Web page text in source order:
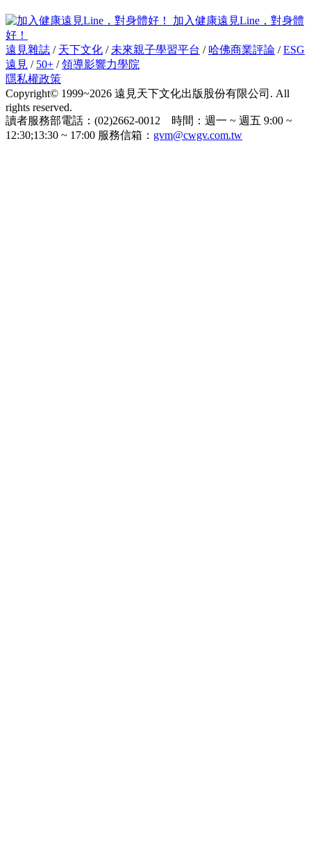
加入健康遠見Line，對身體
好！
遠見雜誌 / 天下文化 / 未來親子學習平台 / 哈佛商業評論 /ESG
遠見 / 50+ /領導影響力學院
隱私權政策
Copyright© 1999~2026 遠見天下文化出版股份有限公司. All
rights reserved.
讀者服務部電話：(02)2662-0012 時間：週一 ~ 週五 9:00 ~
12:30;13:30 ~ 17:00 服務信箱： gvm@cwgv.com.tw